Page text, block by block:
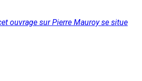
ouvrage sur Pierre Mauroy se situe